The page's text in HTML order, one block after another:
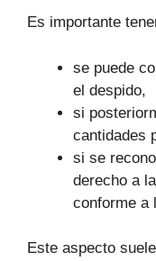
Es importante
se puede
el despido,
si
cantidades
si se
derecho a
conforme a
Este aspecto